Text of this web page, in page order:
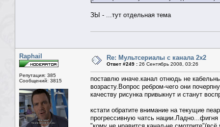
ЗЫ - ...тут отдельная тема
Raphail
Репутация: 385
Сообщений: 3815
Re: Мультсериалы с канала 2х2
Ответ #249 : 26 Сентябрь 2008, 03:26
поставлю иначе.канал отнюдь не
возрасту.Вопрос ребром-чего они
качеству рисунка привыкнут и станут
кстати обратите внимание на текущие
прогрессивную чатсь